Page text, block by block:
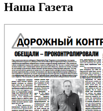
Наша Газета